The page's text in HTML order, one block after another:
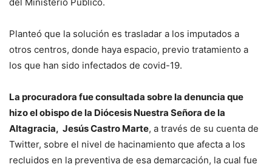
Planteó que la solución es trasladar a los imputados a
otros centros, donde haya espacio, previo tratamiento a
los que han sido infectados de covid-19.
La procuradora fue consultada sobre la denuncia que
hizo el obispo de la Diócesis Nuestra Señora de la
Altagracia, Jesús Castro Marte, a través de su cuenta de
Twitter, sobre el nivel de hacinamiento que afecta a los
recluidos en la preventiva de esa demarcación, la cual fue